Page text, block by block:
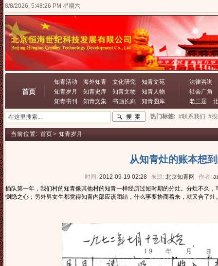
8/8/2026, 5:48:27 PM 星期六
首页
知青活动 海外知青 文化研究
知青文苑
知青岁月
知青史库 知青文物
知青人物
知青书刊
知青文集 书画长廊 知青图库
法律咨询
社会广角
老三届
热门标签: #联系我们 #
当前位置: 首页> 知青岁月
从知青灶的账本想
时间: 2012-09-19 02:28 来源: 北京知青网 作者:
插队第一年，我们村的知青像其他村的知青一样经历过短时期的分灶。分灶不久
恻隐之心；另外男女生都觉得知青内部应该团结，什么事要协商着来，就又合了灶